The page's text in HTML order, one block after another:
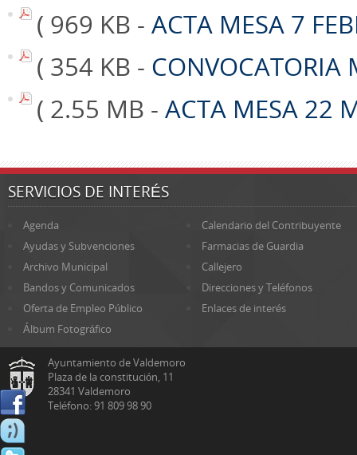
( 969 KB - ACTA MESA 7
( 354 KB -
( 2.55 MB - ACTA MESA 22
SERVICIOS DE INTERÉS
Agenda
Calendario del Contribuyente
Ayudas y Subvenciones
Farmacias de Guardia
Archivo Municipal
Callejero
Bandos y Comunicados
Direcciones y Teléfonos
Oferta de Empleo Público
Enlaces de interés
Álbum Fotográfico
Ayuntamiento de Valdemoro
Plaza de la constitución, 11
28341 Valdemoro
Teléfono: 91 809 98 90